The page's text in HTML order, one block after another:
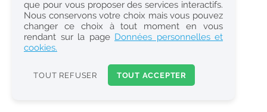
que pour vous proposer des services interactifs.
Nous conservons votre choix mais vous pouvez
changer ce choix à tout moment en vous
rendant sur la page Données personnelles et
cookies.
TOUT REFUSER TOUT ACCEPTER